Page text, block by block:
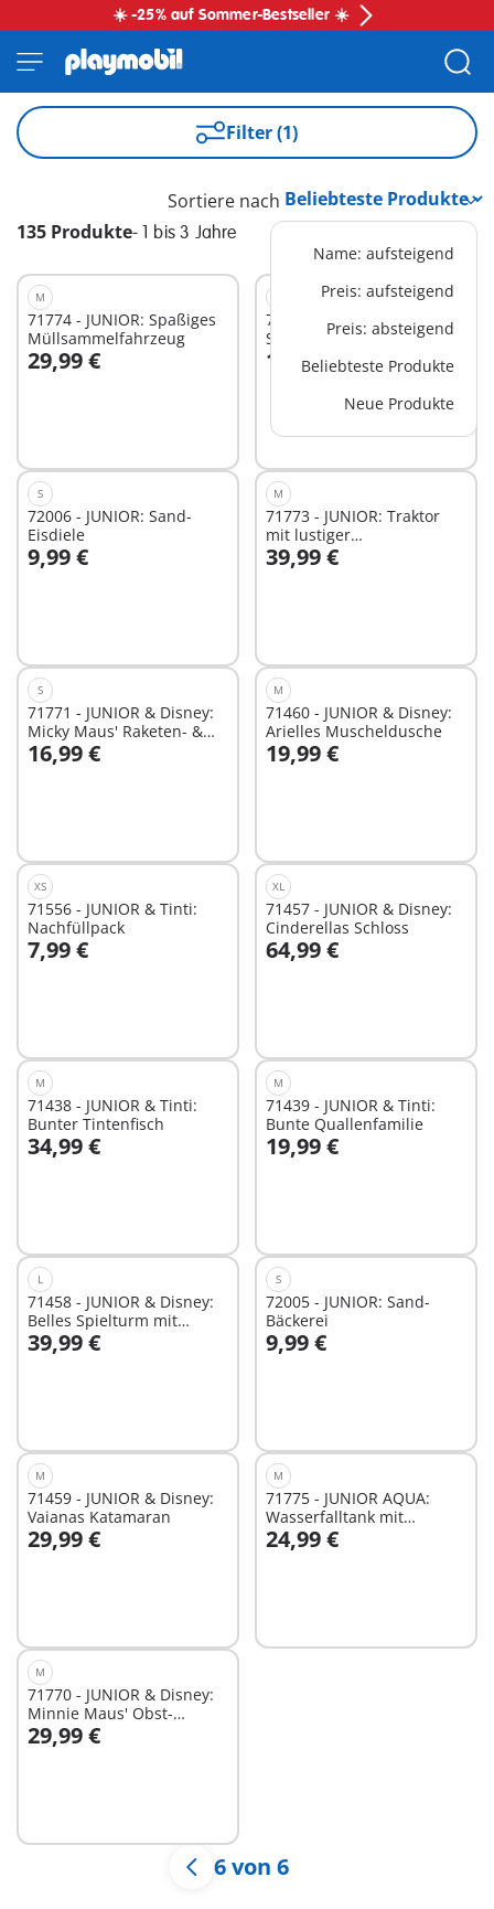
☀️ -25% auf Sommer-Bestseller ☀️
Filter (1)
135 Produkte- 1 bis 3 Jahre
Sortiere nach
Name: aufsteigend
Preis: aufsteigend
Preis: absteigend
Beliebteste Produkte
Neue Produkte
M
71774 - JUNIOR: Spaßiges
Müllsammelfahrzeug
29,99 €
In den Warenkorb
71776 - JUNIOR AQUA:
Schwimmbecher mit
Wasserspaß
19,99 €
In den Warenkorb
S
72006 - JUNIOR: Sand-
Eisdiele
9,99 €
In den Warenkorb
M
71773 - JUNIOR: Traktor
mit lustiger
Pflanzmaschine
39,99 €
In den Warenkorb
S
71771 - JUNIOR & Disney:
Micky Maus' Raketen- &
Weltraum-Abenteuer
16,99 €
In den Warenkorb
M
71460 - JUNIOR & Disney:
Arielles Muscheldusche
19,99 €
In den Warenkorb
XS
71556 - JUNIOR & Tinti:
Nachfüllpack
7,99 €
In den Warenkorb
XL
71457 - JUNIOR & Disney:
Cinderellas Schloss
64,99 €
In den Warenkorb
M
71438 - JUNIOR & Tinti:
Bunter Tintenfisch
34,99 €
In den Warenkorb
M
71439 - JUNIOR & Tinti:
Bunte Quallenfamilie
19,99 €
In den Warenkorb
L
71458 - JUNIOR & Disney:
Belles Spielturm mit
Melodie
39,99 €
In den Warenkorb
S
72005 - JUNIOR: Sand-
Bäckerei
9,99 €
In den Warenkorb
M
71459 - JUNIOR & Disney:
Vaianas Katamaran
29,99 €
In den Warenkorb
M
71775 - JUNIOR AQUA:
Wasserfalltank mit
Rutsche
24,99 €
In den Warenkorb
M
71770 - JUNIOR & Disney:
Minnie Maus' Obst-
Transporter mit
Sortierspaß
29,99 €
In den Warenkorb
6 von 6